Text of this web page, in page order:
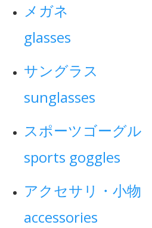
メガネ
glasses
サングラス
sunglasses
スポーツゴーグル
sports goggles
アクセサリ・小物
accessories